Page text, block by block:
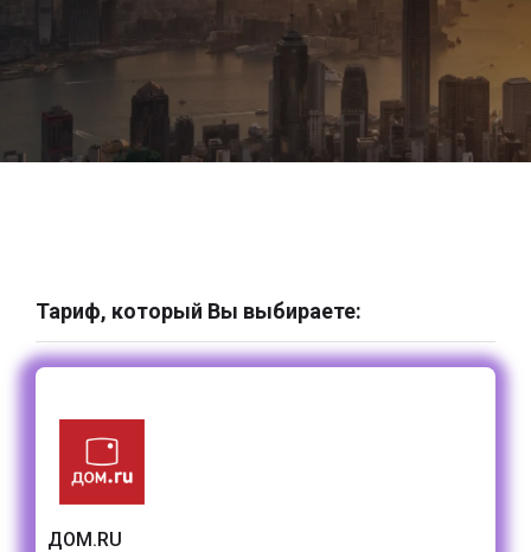
Тариф, который Вы выбираете:
ДОМ.RU